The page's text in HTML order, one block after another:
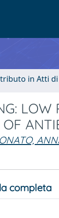
in Atti
completa